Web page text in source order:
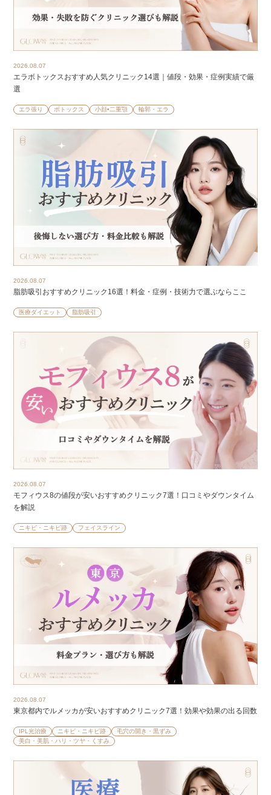
2026.08.07
エラボトックスおすすめ人気クリニック14選｜値段・効果・症例実績で厳
選
エラ張り ボトックス 小顔•二重顎 輪郭・エラ
2026.08.07
脂肪吸引おすすめクリニック16選！料金・症例・技術力で選ぶならここ
医療ダイエット 脂肪吸引
2026.08.07
モフィウス8の値段が安いおすすめクリニック7選！口コミやダウンタイム
を解説
ニキビ・ニキビ跡 フェイスライン
2026.08.07
東京都内でルメッカが安いおすすめクリニック7選！効果や効果の出る回数
IPL光治療 ニキビ・ニキビ跡
毛穴の開き・黒ずみ
美白・美肌・ハリ・ツヤ・くすみ